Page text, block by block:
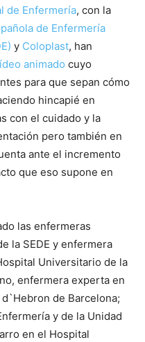
de Enfermería, con la
de Enfermería
y Coloplast, han
animado cuyo
para que sepan cómo
hincapié en
con el cuidado y la
pero también en
ante el incremento
que eso supone en
las enfermeras
la SEDE y enfermera
Universitario de la
enfermera experta en
de Barcelona;
y de la Unidad
en el Hospital